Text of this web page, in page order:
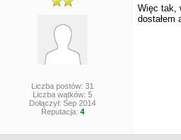
Liczba postów: 31
Liczba wątków: 5
Dołączył: Sep 2014
Reputacja: 4
Więc tak,
dostałem